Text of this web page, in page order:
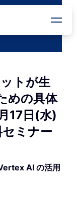
トが生
めの具体
17日(水)
ミナー
AI の活用